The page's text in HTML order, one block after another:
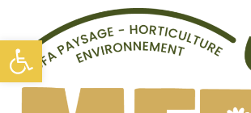
Ouvrir la barre d’outils